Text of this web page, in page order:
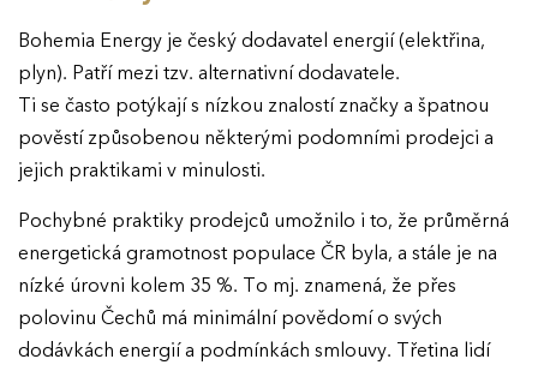
Bohemia Energy je český dodavatel energií (elektřina,
plyn). Patří mezi tzv. alternativní dodavatele.
Ti se často potýkají s nízkou znalostí značky a špatnou
pověstí způsobenou některými podomními prodejci a
jejich praktikami v minulosti.
Pochybné praktiky prodejců umožnilo i to, že průměrná
energetická gramotnost populace ČR byla, a stále je na
nízké úrovni kolem 35 %. To mj. znamená, že přes
polovinu Čechů má minimální povědomí o svých
dodávkách energií a podmínkách smlouvy. Třetina lidí